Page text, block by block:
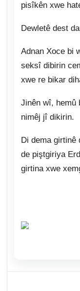
pisîkên xwe
Dewletê dest
Adnan Xoce bi
seksî dibirin
xwe re bikar
Jinên wî, hemû
nimêj jî dikirin.
Di dema girtinê
de piştgiriya
girtina xwe